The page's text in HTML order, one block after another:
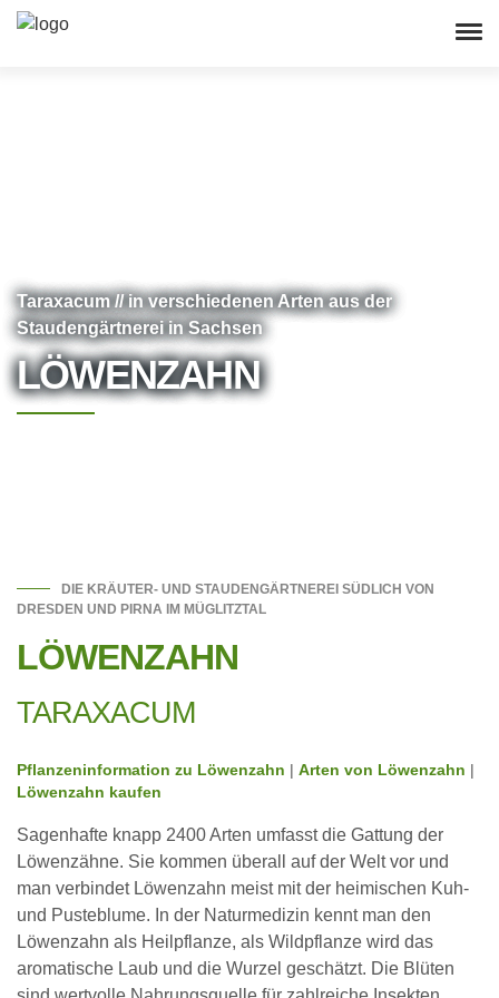
Taraxacum // in verschiedenen Arten aus der
Staudengärtnerei in Sachsen
LÖWENZAHN
DIE KRÄUTER- UND STAUDENGÄRTNEREI SÜDLICH VON
DRESDEN UND PIRNA IM MÜGLITZTAL
LÖWENZAHN
TARAXACUM
Pflanzeninformation zu Löwenzahn Arten von Löwenzahn
Löwenzahn kaufen
Sagenhafte knapp 2400 Arten umfasst die Gattung der
Löwenzähne. Sie kommen überall auf der Welt vor und
man verbindet Löwenzahn meist mit der heimischen Kuh-
und Pusteblume. In der Naturmedizin kennt man den
Löwenzahn als Heilpflanze, als Wildpflanze wird das
aromatische Laub und die Wurzel geschätzt. Die Blüten